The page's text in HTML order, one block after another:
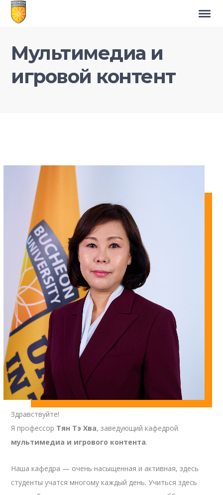
Мультимедиа и
игровой контент
Здравствуйте!
Я профессор Тян Тэ Хва, заведующий кафедрой
мультимедиа и игрового контента.
Наша кафедра — очень насыщенная и активная, здесь
студенты учатся многому каждый день. Учиться здесь